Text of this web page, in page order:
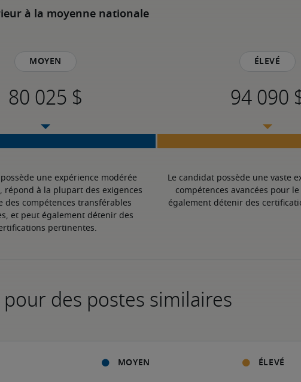
à la moyenne nationale
Moyen
une expérience modérée
répond à la plupart des exigences
des compétences transférables
et peut également détenir des
pertinentes.
Élevé
Le candidat possède une vaste
compétences avancées pour
également détenir des
des postes similaires